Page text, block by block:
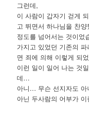
그런데,
이 사람이 갑자기 걷게
고 뛰면서 하나님을 찬
정도를 넘어서는 것이었
가지고 있었던 기존의
면 죄에 의해 이렇게 되
이런 일이 일어 나는 것
데…
아니… 무슨 선지자도 아
아닌 두사람의 어부가